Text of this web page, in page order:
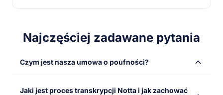
Najczęściej zadawane pytania
Czym jest nasza umowa o poufności?
maszyny i nigdy nie są widziane przez innych ludzi. Jak
Jaki jest proces transkrypcji Notta i jak zachować